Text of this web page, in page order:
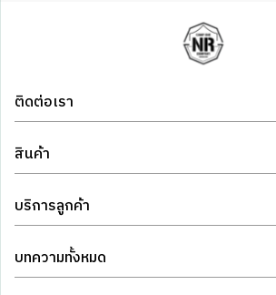
ติดต่อเรา
สินค้า
บริการลูกค้า
บทความทั้งหมด